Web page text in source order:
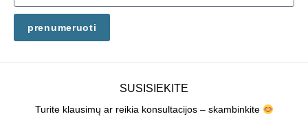
prenumeruoti
SUSISIEKITE
Turite klausimų ar reikia konsultacijos – skambinkite